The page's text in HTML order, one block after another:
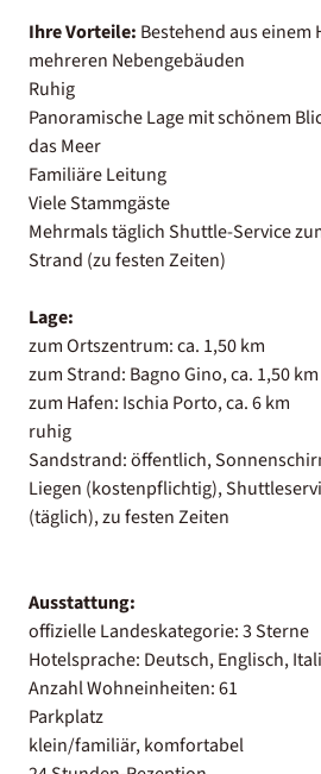
Ihre Vorteile: Bestehend aus einem
mehreren Nebengebäuden
Ruhig
Panoramische Lage mit schönem
das Meer
Familiäre Leitung
Viele Stammgäste
Mehrmals täglich Shuttle-Service
Strand (zu festen Zeiten)
Lage:
zum Ortszentrum: ca. 1,50 km
zum Strand: Bagno Gino, ca. 1,50 km
zum Hafen: Ischia Porto, ca. 6 km
ruhig
Sandstrand: öffentlich,
Liegen (kostenpflichtig),
(täglich), zu festen Zeiten
Ausstattung:
offizielle Landeskategorie: 3 Sterne
Hotelsprache: Deutsch, Englisch,
Anzahl Wohneinheiten: 61
Parkplatz
klein/familiär, komfortabel